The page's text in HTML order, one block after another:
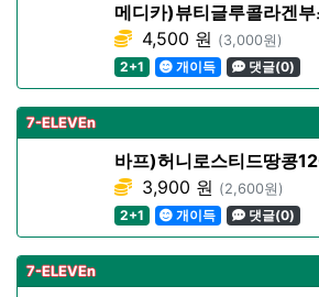
메디카)뷰티글루콜라겐
4,500 원 (3,000원)
2+1
개이득 댓글(0)
7-ELEVEn
바프)허니로스티드땅콩
3,900 원 (2,600원)
2+1
개이득 댓글(0)
7-ELEVEn